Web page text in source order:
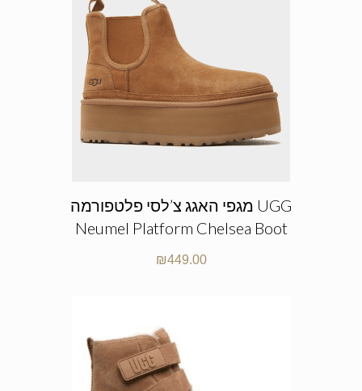
מגפי האגג צ’לסי פלטפורמה UGG
Neumel Platform Chelsea Boot
₪449.00